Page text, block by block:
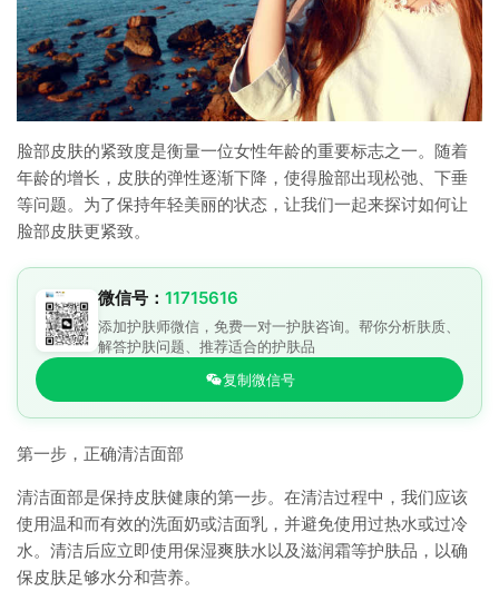
脸部皮肤的紧致度是衡量一位女性年龄的重要标志之一。随着
年龄的增长，皮肤的弹性逐渐下降，使得脸部出现松弛、下垂
等问题。为了保持年轻美丽的状态，让我们一起来探讨如何让
脸部皮肤更紧致。
微信号： 11715616
添加护肤师微信，免费一对一护肤咨询。帮你分析肤质、
解答护肤问题、推荐适合的护肤品
复制微信号
第一步，正确清洁面部
清洁面部是保持皮肤健康的第一步。在清洁过程中，我们应该
使用温和而有效的洗面奶或洁面乳，并避免使用过热水或过冷
水。清洁后应立即使用保湿爽肤水以及滋润霜等护肤品，以确
保皮肤足够水分和营养。